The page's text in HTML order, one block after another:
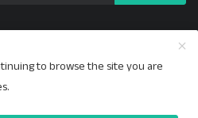
ಕಹಳೆ - All Rights Reserved.
to browse the site you are